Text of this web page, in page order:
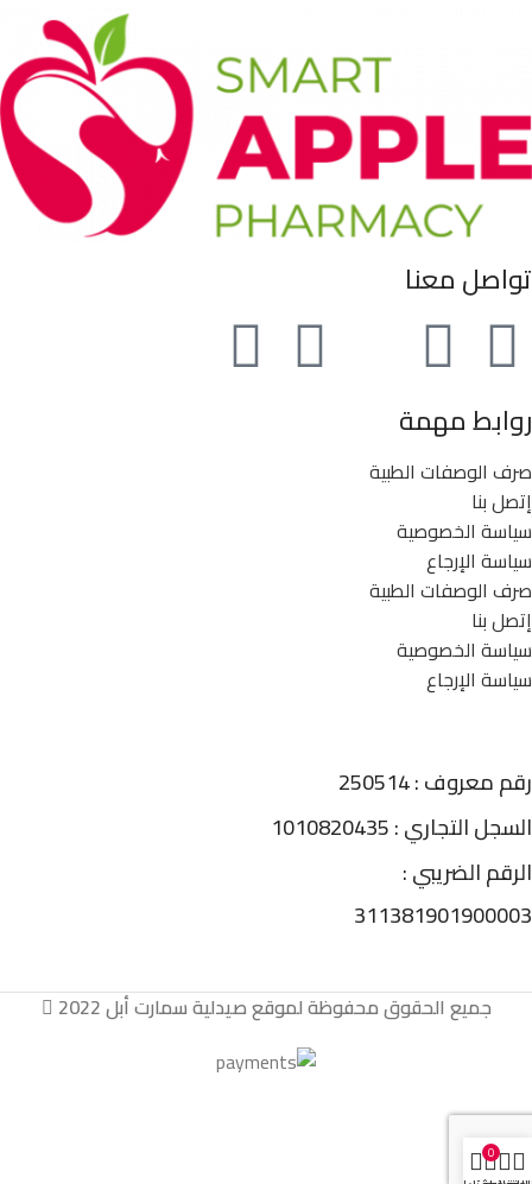
تواصل معنا
روابط مهمة
صرف الوصفات الطبية
إتصل بنا
سياسة الخصوصية
سياسة الإرجاع
صرف الوصفات الطبية
إتصل بنا
سياسة الخصوصية
سياسة الإرجاع
رقم معروف : 250514
السجل التجاري : 1010820435
الرقم الضريبي :
311381901900003
جميع الحقوق محفوظة لموقع صيدلية سمارت أبل 2022
0